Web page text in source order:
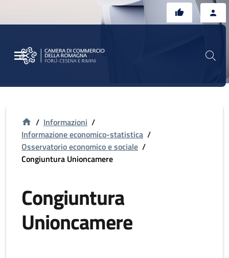
/ Informazioni /
Informazione economico-statistica /
Osservatorio economico e sociale /
Congiuntura Unioncamere
Congiuntura
Unioncamere